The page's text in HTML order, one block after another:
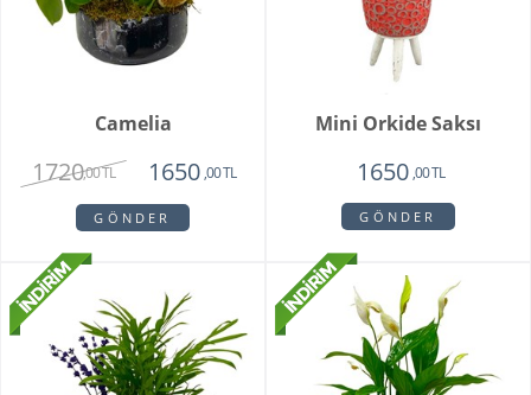
Camelia
1720,00 TL 1650,00 TL
GÖNDER
Mini Orkide Saksı
1650,00 TL
GÖNDER